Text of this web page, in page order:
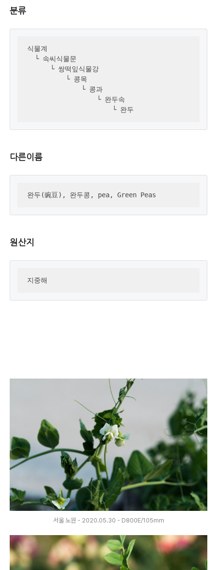
분류
식물계
  └ 속씨식물문
      └ 쌍떡잎식물강
          └ 콩목
              └ 콩과
                  └ 완두속
                      └ 완두
다른이름
완두(豌豆), 완두콩, pea, Green Peas
원산지
지중해
서울 노원 - 2020.05.30 - D800E/105mm